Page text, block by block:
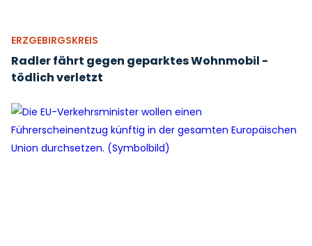
ERZGEBIRGSKREIS
Radler fährt gegen geparktes Wohnmobil -
tödlich verletzt